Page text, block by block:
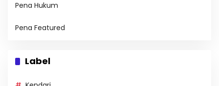
Pena Hukum
Pena Featured
Label